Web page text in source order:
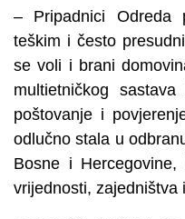
– Pripadnici Odreda
teškim i često
se voli i brani
multietničkog
poštovanje i
odlučno stala u
Bosne i
vrijednosti, zajedništva